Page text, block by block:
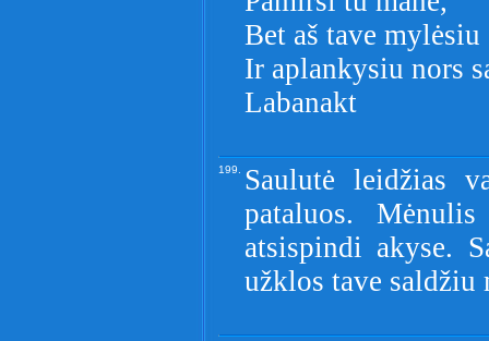
Bet aš tave mylėsiu
Ir aplankysiu nors
Labanakt
199. Saulutė leidžias
pataluos.
atsispindi akyse.
užklos tave saldžiu